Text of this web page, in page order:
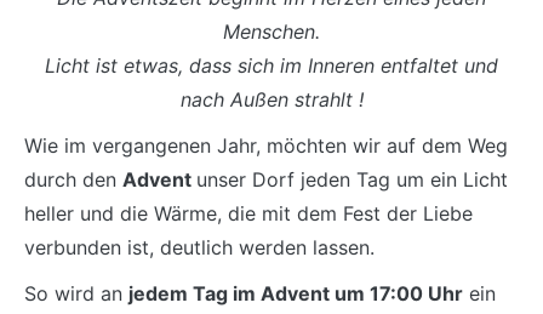
Menschen.
Licht ist etwas, dass sich im Inneren entfaltet und
nach Außen strahlt !
Wie im vergangenen Jahr, möchten wir auf dem Weg
durch den Advent unser Dorf jeden Tag um ein Licht
heller und die Wärme, die mit dem Fest der Liebe
verbunden ist, deutlich werden lassen.
So wird an jedem Tag im Advent um 17:00 Uhr ein